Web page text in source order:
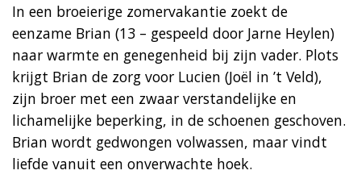
In een broeierige zomervakantie zoekt de
eenzame Brian (13 – gespeeld door Jarne Heylen)
naar warmte en genegenheid bij zijn vader. Plots
krijgt Brian de zorg voor Lucien (Joël in ’t Veld),
zijn broer met een zwaar verstandelijke en
lichamelijke beperking, in de schoenen geschoven.
Brian wordt gedwongen volwassen, maar vindt
liefde vanuit een onverwachte hoek.